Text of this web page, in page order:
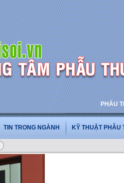
PHẪU
TIN TRONG NGÀNH KỸ THUẬT PHẪU